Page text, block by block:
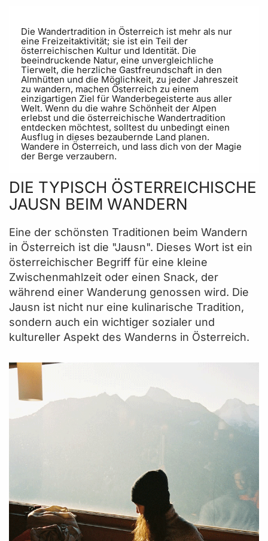
Die Wandertradition in Österreich ist mehr als nur
eine Freizeitaktivität; sie ist ein Teil der
österreichischen Kultur und Identität. Die
beeindruckende Natur, eine unvergleichliche
Tierwelt, die herzliche Gastfreundschaft in den
Almhütten und die Möglichkeit, zu jeder Jahreszeit
zu wandern, machen Österreich zu einem
einzigartigen Ziel für Wanderbegeisterte aus aller
Welt. Wenn du die wahre Schönheit der Alpen
erlebst und die österreichische Wandertradition
entdecken möchtest, solltest du unbedingt einen
Ausflug in dieses bezaubernde Land planen.
Wandere in Österreich, und lass dich von der Magie
der Berge verzaubern.
DIE TYPISCH ÖSTERREICHISCHE
JAUSN BEIM WANDERN
Eine der schönsten Traditionen beim Wandern
in Österreich ist die "Jausn". Dieses Wort ist ein
österreichischer Begriff für eine kleine
Zwischenmahlzeit oder einen Snack, der
während einer Wanderung genossen wird. Die
Jausn ist nicht nur eine kulinarische Tradition,
sondern auch ein wichtiger sozialer und
kultureller Aspekt des Wanderns in Österreich.